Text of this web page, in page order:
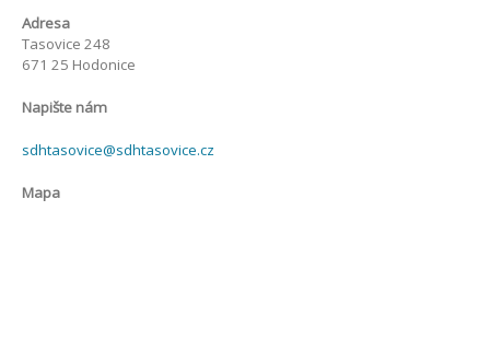
Adresa
Tasovice 248
671 25 Hodonice
Napište nám
sdhtasovice@sdhtasovice.cz
Mapa